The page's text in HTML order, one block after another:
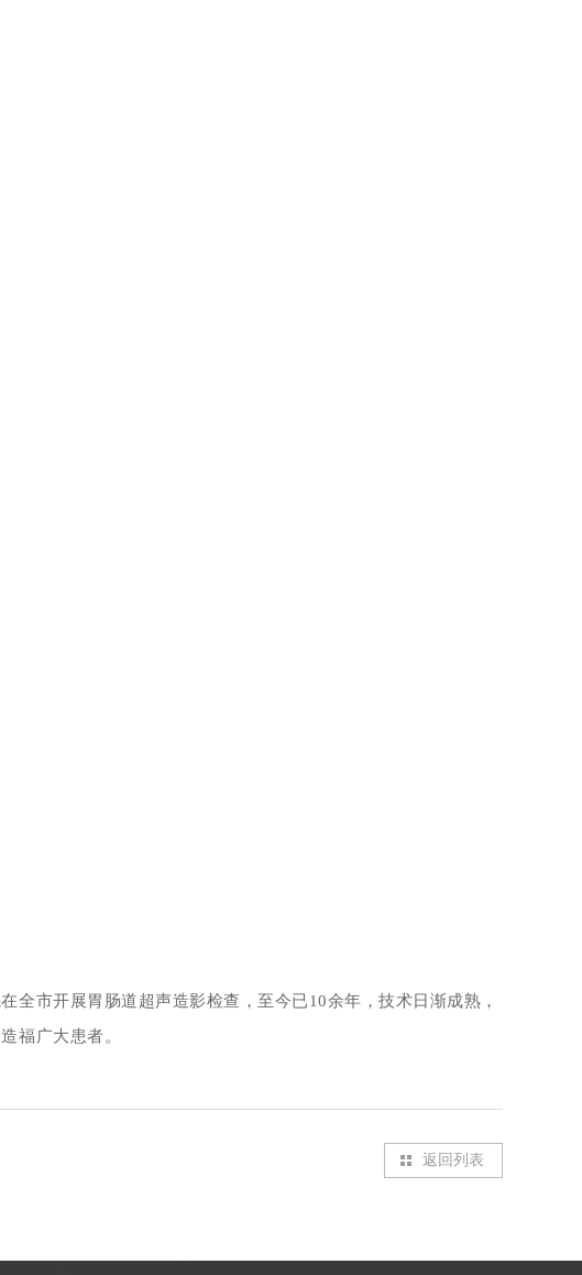
全市开展胃肠道超声造影检查，至今已10余年 ，技术日渐成熟，
福广大患者。
返回列表